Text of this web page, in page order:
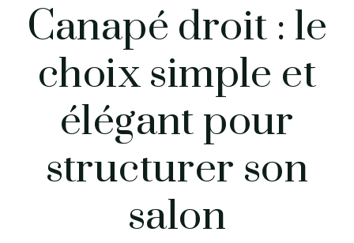
Canapé droit : le
choix simple et
élégant pour
structurer son
salon